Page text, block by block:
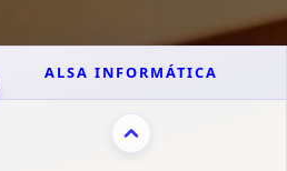
ALSA INFORMÁTICA